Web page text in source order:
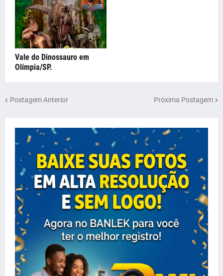
Vale do Dinossauro em
Olímpia/SP.
Postagem Anterior Próxima Postagem